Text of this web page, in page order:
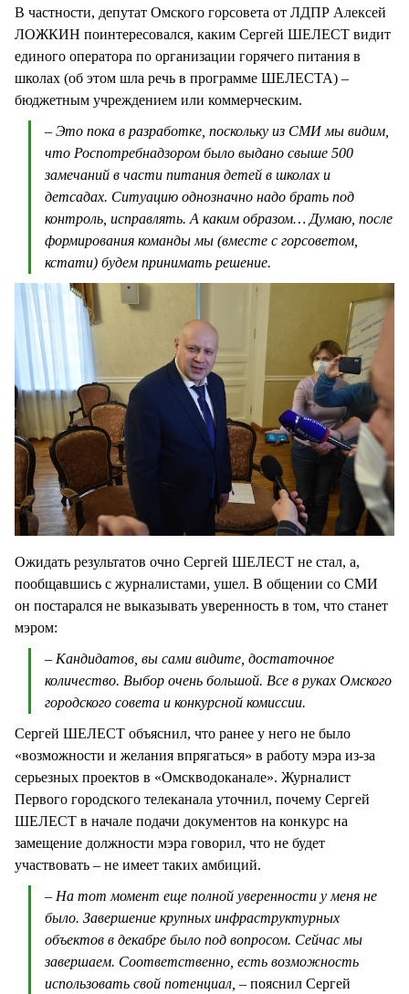
В частности, депутат Омского горсовета от ЛДПР Алексей
ЛОЖКИН поинтересовался, каким Сергей ШЕЛЕСТ видит
единого оператора по организации горячего питания в
школах (об этом шла речь в программе ШЕЛЕСТА) –
бюджетным учреждением или коммерческим.
– Это пока в разработке, поскольку из СМИ мы видим,
что Роспотребнадзором было выдано свыше 500
замечаний в части питания детей в школах и
детсадах. Ситуацию однозначно надо брать под
контроль, исправлять. А каким образом… Думаю, после
формирования команды мы (вместе с горсоветом,
кстати) будем принимать решение.
Ожидать результатов очно Сергей ШЕЛЕСТ не стал, а,
пообщавшись с журналистами, ушел. В общении со СМИ
он постарался не выказывать уверенность в том, что станет
мэром:
– Кандидатов, вы сами видите, достаточное
количество. Выбор очень большой. Все в руках Омского
городского совета и конкурсной комиссии.
Сергей ШЕЛЕСТ объяснил, что ранее у него не было
«возможности и желания впрягаться» в работу мэра из-за
серьезных проектов в «Омскводоканале». Журналист
Первого городского телеканала уточнил, почему Сергей
ШЕЛЕСТ в начале подачи документов на конкурс на
замещение должности мэра говорил, что не будет
участвовать – не имеет таких амбиций.
– На тот момент еще полной уверенности у меня не
было. Завершение крупных инфраструктурных
объектов в декабре было под вопросом. Сейчас мы
завершаем. Соответственно, есть возможность
использовать свой потенциал, – пояснил Сергей